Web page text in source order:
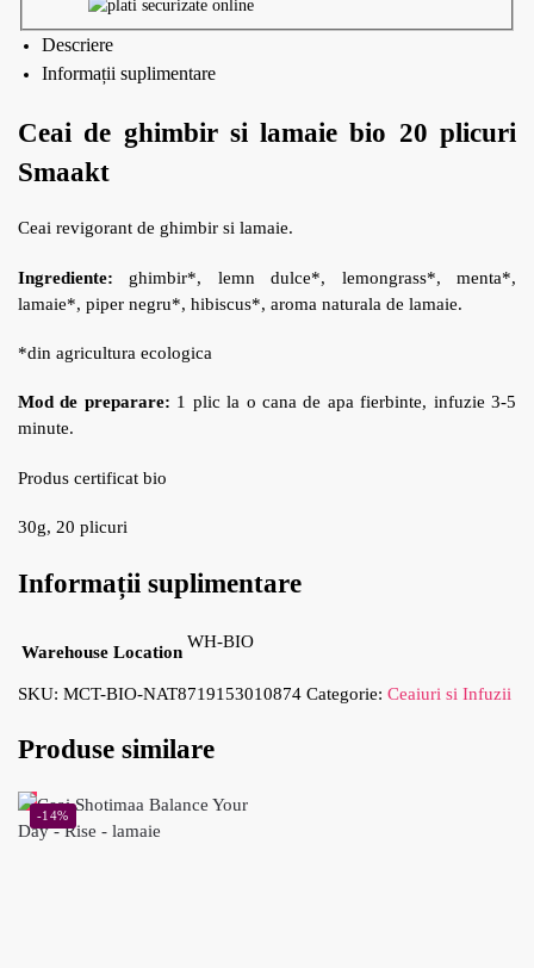
Descriere
Informații suplimentare
Ceai de ghimbir si lamaie bio 20 plicuri
Smaakt
Ceai revigorant de ghimbir si lamaie.
Ingrediente: ghimbir*, lemn dulce*, lemongrass*, menta*,
lamaie*, piper negru*, hibiscus*, aroma naturala de lamaie.
*din agricultura ecologica
Mod de preparare: 1 plic la o cana de apa fierbinte, infuzie 3-5
minute.
Produs certificat bio
30g, 20 plicuri
Informații suplimentare
Warehouse Location
WH-BIO
SKU: MCT-BIO-NAT8719153010874 Categorie: Ceaiuri si Infuzii
Produse similare
-14%